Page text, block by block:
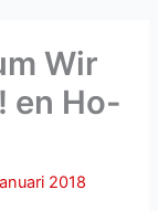
Wir
en Ho-
2018